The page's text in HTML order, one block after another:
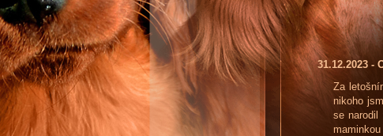
31.12.2023 -
Za
nikoho
se